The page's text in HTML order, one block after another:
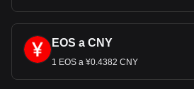
EOS a CNY
1 EOS a ¥0.4382 CNY